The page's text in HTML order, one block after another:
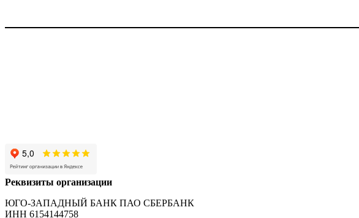
Реквизиты организации
ЮГО-ЗАПАДНЫЙ БАНК ПАО СБЕРБАНК
ИНН 6154144758